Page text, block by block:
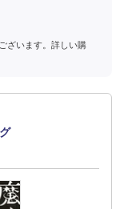
ざいます。詳しい購